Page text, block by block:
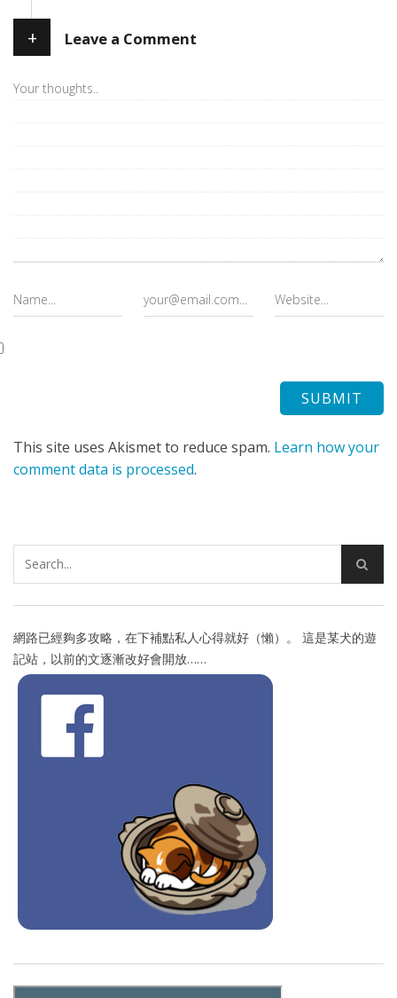
+ Leave a Comment
This site uses Akismet to reduce spam. Learn how your
comment data is processed.
網路已經夠多攻略，在下補點私人心得就好（懶）。 這是某犬的遊
記站，以前的文逐漸改好會開放……